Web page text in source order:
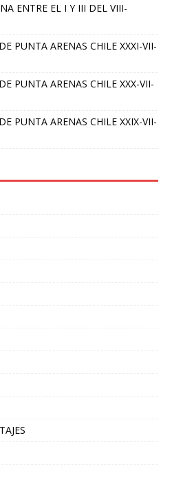
ENTRE EL I Y III DEL VIII-
PUNTA ARENAS CHILE XXXI-VII-
PUNTA ARENAS CHILE XXX-VII-
PUNTA ARENAS CHILE XXIX-VII-